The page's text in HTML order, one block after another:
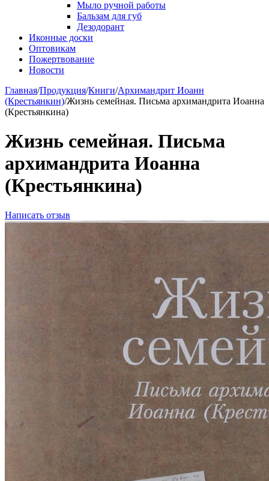
Мыло ручной работы
Бальзам для губ
Дезодорант
Иконные доски
Оптовикам
Пожертвование
Новости
Главная/Продукция/Книги/Архимандрит Иоанн
(Крестьянкин)/Жизнь семейная. Письма архимандрита Иоанна
(Крестьянкина)
Жизнь семейная. Письма
архимандрита Иоанна
(Крестьянкина)
Написать отзыв